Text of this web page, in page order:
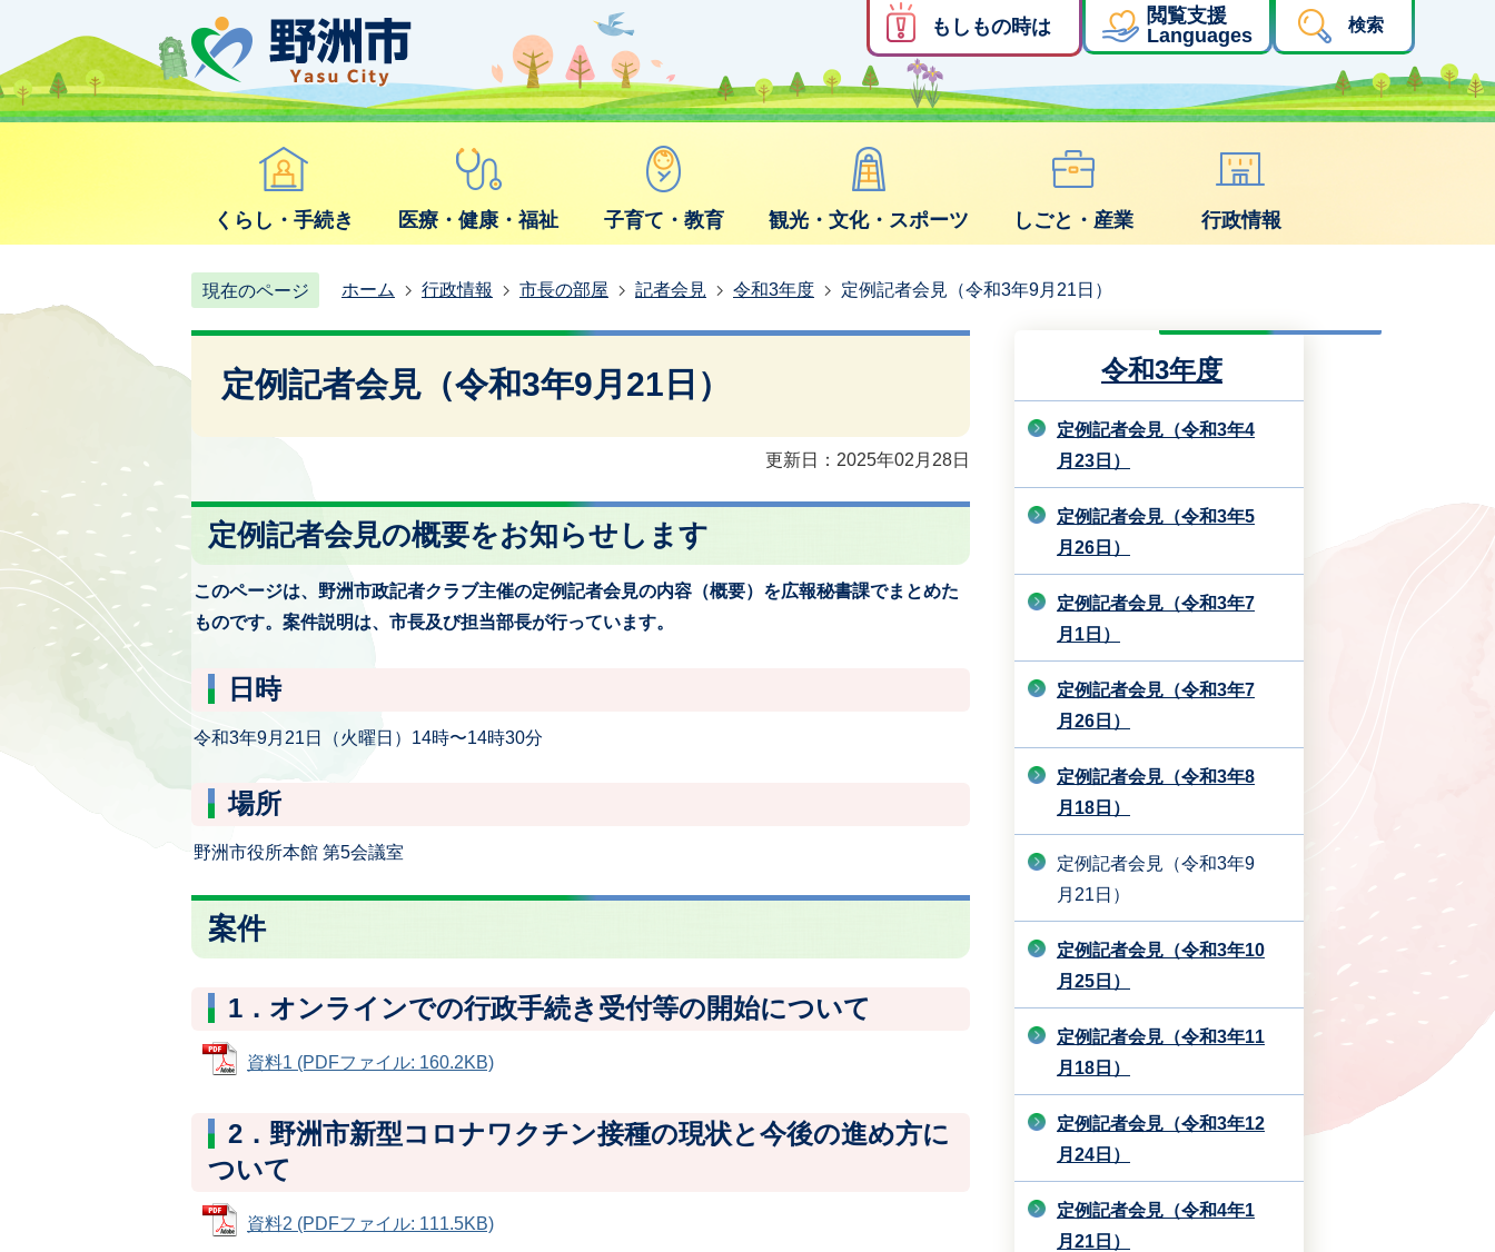
もしもの時は
閲覧支援
Languages
検索
くらし・手続き 医療・健康・福祉 子育て・教育 観光・文化・スポーツ しごと・産業 行政情報
現在のページ ホーム 行政情報 市長の部屋 記者会見 令和3年度 定例記者会見（令和3年9月21日）
定例記者会見（令和3年9月21日）
更新日：2025年02月28日
定例記者会見の概要をお知らせします
このページは、野洲市政記者クラブ主催の定例記者会見の内容（概要）を広報秘書課でまとめた
ものです。案件説明は、市長及び担当部長が行っています。
日時
令和3年9月21日（火曜日）14時〜14時30分
場所
野洲市役所本館 第5会議室
案件
1．オンラインでの行政手続き受付等の開始について
資料1 (PDFファイル: 160.2KB)
2．野洲市新型コロナワクチン接種の現状と今後の進め方に
ついて
資料2 (PDFファイル: 111.5KB)
令和3年度
定例記者会見（令和3年4
月23日）
定例記者会見（令和3年5
月26日）
定例記者会見（令和3年7
月1日）
定例記者会見（令和3年7
月26日）
定例記者会見（令和3年8
月18日）
定例記者会見（令和3年9
月21日）
定例記者会見（令和3年10
月25日）
定例記者会見（令和3年11
月18日）
定例記者会見（令和3年12
月24日）
定例記者会見（令和4年1
月21日）